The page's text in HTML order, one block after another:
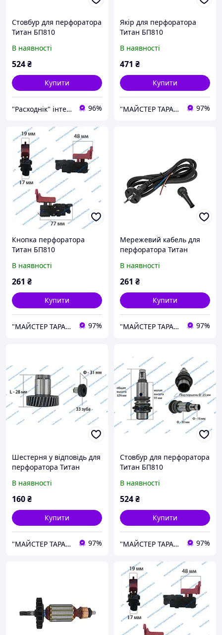
Стовбур для перфоратора
Титан БП810
В наявності
524₴
Купити
"Расходнік" інтернет магазин запчастин 96%
Якір для перфоратора
Титан БП810
В наявності
471 ₴
Купити
"МАЙСТЕР ТАРАС" інтернет магазин запчастин та комплектуючих 97%
Кнопка перфоратора
Титан БП810
В наявності
261 ₴
Купити
"МАЙСТЕР ТАРАС" інтернет магазин запчастин та комплектуючих 97%
Мережевий кабель для
перфоратора Титан
В наявності
261 ₴
Купити
"МАЙСТЕР ТАРАС" інтернет магазин запчастин та комплектуючих 97%
Шестерня у відповідь для
перфоратора Титан
В наявності
160₴
Купити
"МАЙСТЕР ТАРАС" інтернет магазин запчастин та комплектуючих 97%
Стовбур для перфоратора
Титан БП810
В наявності
524₴
Купити
"МАЙСТЕР ТАРАС" інтернет магазин запчастин та комплектуючих 97%